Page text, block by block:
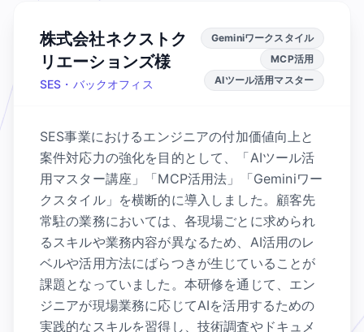
株式会社ネクストク
リエーションズ様
SES・バックオフィス
Geminiワークスタイル
MCP活用
AIツール活用マスター
SES事業におけるエンジニアの付加価値向上と
案件対応力の強化を目的として、「AIツール活
用マスター講座」「MCP活用法」「Geminiワー
クスタイル」を横断的に導入しました。顧客先
常駐の業務においては、各現場ごとに求められ
るスキルや業務内容が異なるため、AI活用のレ
ベルや活用方法にばらつきが生じていることが
課題となっていました。本研修を通じて、エン
ジニアが現場業務に応じてAIを活用するための
実践的なスキルを習得し、技術調査やドキュメ